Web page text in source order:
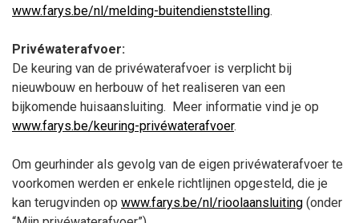
www.farys.be/nl/melding-buitendienststelling.
Privéwaterafvoer:
De keuring van de privéwaterafvoer is verplicht bij
nieuwbouw en herbouw of het realiseren van een
bijkomende huisaansluiting. Meer informatie vind je op
www.farys.be/keuring-privéwaterafvoer.
Om geurhinder als gevolg van de eigen privéwaterafvoer te
voorkomen werden er enkele richtlijnen opgesteld, die je
kan terugvinden op www.farys.be/nl/rioolaansluiting (onder